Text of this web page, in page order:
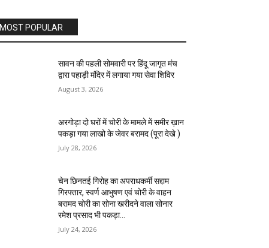
MOST POPULAR
सावन की पहली सोमवारी पर हिंदू जागृत मंच
द्वारा पहाड़ी मंदिर में लगाया गया सेवा शिविर
August 3, 2026
अरगोड़ा दो घरों में चोरी के मामले में समीर ख़ान
पकड़ा गया लाखो के जेवर बरामद (पूरा देखे )
July 28, 2026
चेन छिनतई गिरोह का अपराधकर्मी सद्दाम
गिरफ्तार, स्वर्ण आभुषण एवं चोरी के वाहन
बरामद चोरी का सोना खरीदने वाला सोनार
रमेश प्रसाद भी पकड़ा...
July 24, 2026